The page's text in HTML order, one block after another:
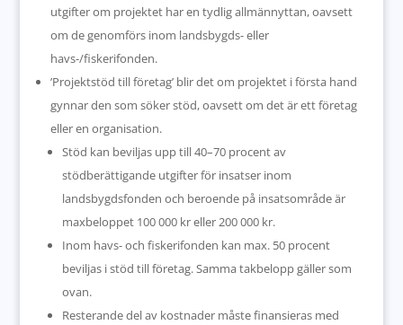
utgifter om projektet har en tydlig allmännyttan, oavsett
om de genomförs inom landsbygds- eller
havs-/fiskerifonden.
’Projektstöd till företag’ blir det om projektet i första hand
gynnar den som söker stöd, oavsett om det är ett företag
eller en organisation.
Stöd kan beviljas upp till 40–70 procent av
stödberättigande utgifter för insatser inom
landsbygdsfonden och beroende på insatsområde är
maxbeloppet 100 000 kr eller 200 000 kr.
Inom havs- och fiskerifonden kan max. 50 procent
beviljas i stöd till företag. Samma takbelopp gäller som
ovan.
Resterande del av kostnader måste finansieras med